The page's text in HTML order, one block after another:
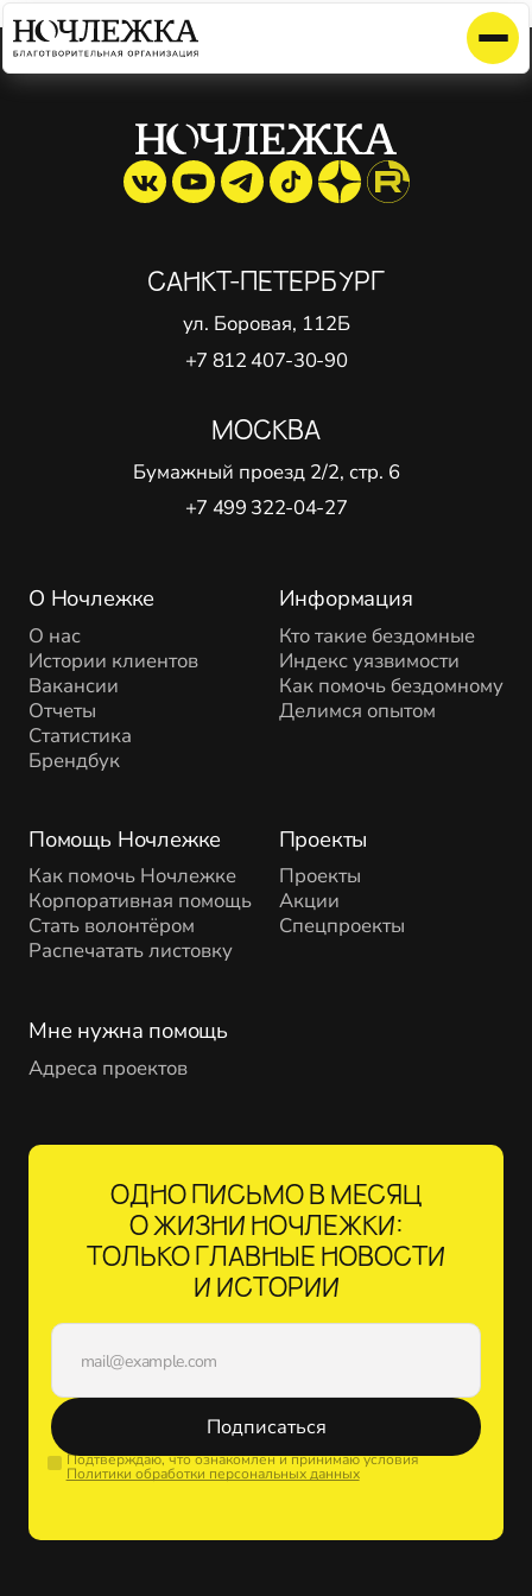
Элемент не найден!
О Ночлежке
О нас
Истории клиентов
Вакансии
Отчеты
Статистика
Брендбук
Помощь Ночлежке
Как помочь Ночлежке
Корпоративная помощь
Стать волонтёром
Распечатать листовку
Проекты
Проекты
Акции
Спецпроекты
Информация
Кто такие бездомные
Индекс уязвимости
Как помочь бездомному
Делимся опытом
Мне нужна помощь
Адреса проектов
САНКТ-ПЕТЕРБУРГ
ул. Боровая, 112Б
+7 812 407-30-90
МОСКВА
Бумажный проезд 2/2, стр. 6
+7 499 322-04-27
ОДНО ПИСЬМО В МЕСЯЦ
О ЖИЗНИ НОЧЛЕЖКИ:
ТОЛЬКО ГЛАВНЫЕ НОВОСТИ
И ИСТОРИИ
Подписаться
Подтверждаю, что ознакомлен и принимаю условия
Политики обработки персональных данных